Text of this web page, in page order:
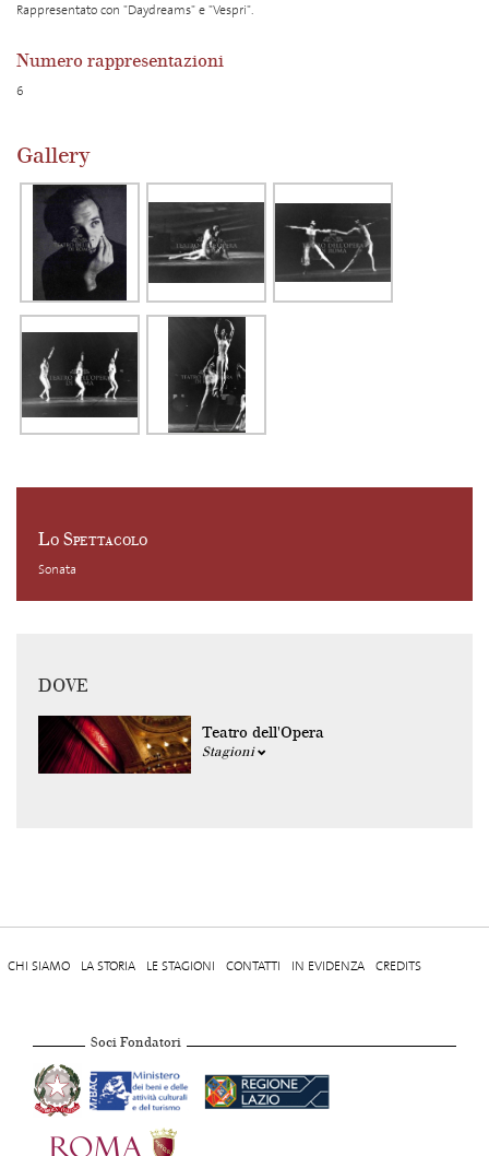
Rappresentato con "Daydreams" e "Vespri".
Numero rappresentazioni
6
Gallery
Lo Spettacolo
Sonata
DOVE
Teatro dell'Opera
Stagioni
CHI SIAMO LA STORIA LE STAGIONI CONTATTI IN EVIDENZA CREDITS
Soci Fondatori